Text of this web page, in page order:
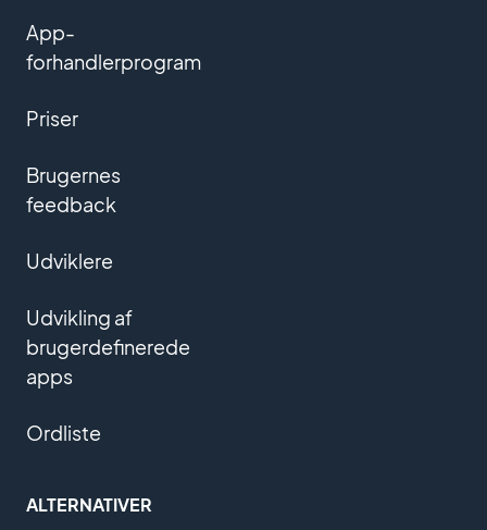
App-
forhandlerprogram
Priser
Brugernes
feedback
Udviklere
Udvikling af
brugerdefinerede
apps
Ordliste
ALTERNATIVER